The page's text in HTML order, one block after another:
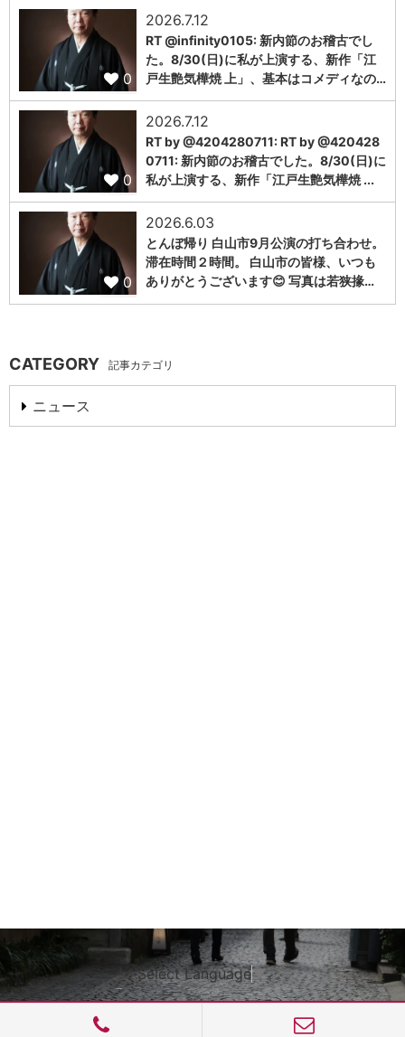
0
2026.7.12
RT @infinity0105: 新内節のお稽古でし
た。8/30(日)に私が上演する、新作「江
戸生艶気樺焼 上」、基本はコメディなの…
0
2026.7.12
RT by @4204280711: RT by @420428
0711: 新内節のお稽古でした。8/30(日)に
私が上演する、新作「江戸生艶気樺焼 ...
0
2026.6.03
とんぼ帰り 白山市9月公演の打ち合わせ。
滞在時間２時間。 白山市の皆様、いつも
ありがとうございます😊 写真は若狭掾…
CATEGORY 記事カテゴリ
ニュース
Select Language▼